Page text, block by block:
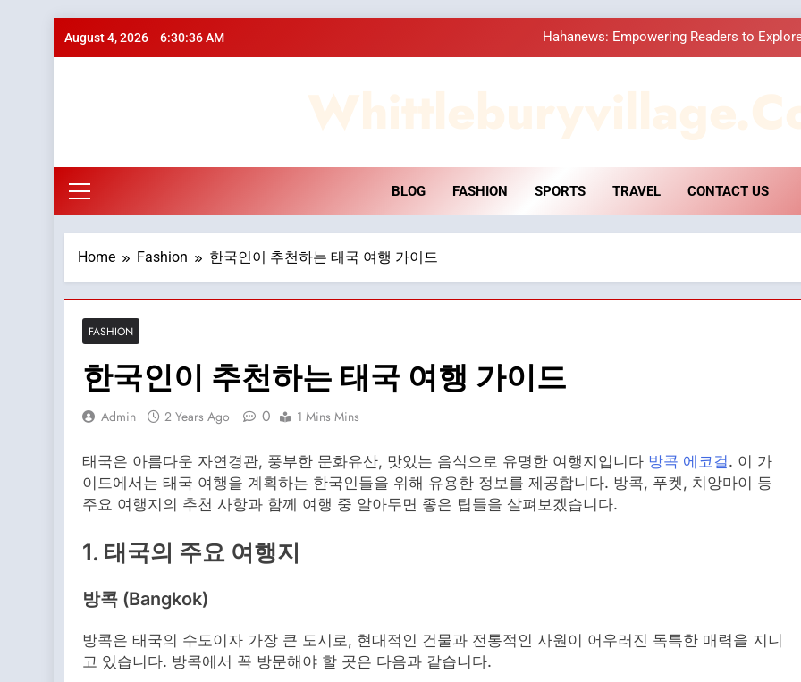
August 4, 2026 6:30:36 AM Hahanews: Empowering Readers to
Hahanews: Empowering Readers to
How Hahanews Became a
BLOG FASHION SPORTS TRAVEL CONTACT US
Home Fashion 한국인이 추천하는 태국 여행 가이드
FASHION
한국인이 추천하는 태국 여행 가이드
Admin 2 Years Ago 0 1 Mins Mins
태국은 아름다운 자연경관, 풍부한 문화유산, 맛있는 음식으로 유명한 여행지입니다 방콕 에코걸. 이 가
이드에서는 태국 여행을 계획하는 한국인들을 위해 유용한 정보를 제공합니다. 방콕, 푸켓, 치앙마이 등
주요 여행지의 추천 사항과 함께 여행 중 알아두면 좋은 팁들을 살펴보겠습니다.
1. 태국의 주요 여행지
방콕 (Bangkok)
방콕은 태국의 수도이자 가장 큰 도시로, 현대적인 건물과 전통적인 사원이 어우러진 독특한 매력을 지니
고 있습니다. 방콕에서 꼭 방문해야 할 곳은 다음과 같습니다.